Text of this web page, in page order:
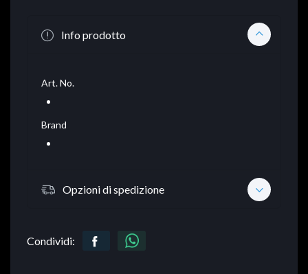
Info prodotto
Art. No.
Brand
Opzioni di spedizione
Condividi: